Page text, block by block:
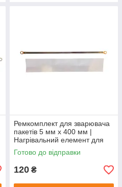
Ремкомплект для зварювача
пакетів 5 мм x 400 мм |
Нагрівальний елемент для
FS400, PFS400, SF400,
PSF400 Китай
Готово до відправки
120 ₴